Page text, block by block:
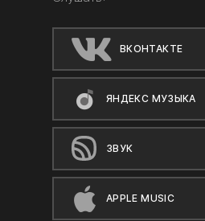
ВКОНТАКТЕ
ЯНДЕКС МУЗЫКА
ЗВУК
APPLE MUSIC